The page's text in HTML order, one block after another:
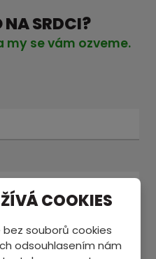
NA SRDCI?
my se vám ozveme.
COOKIES
souborů cookies
odsouhlasením nám